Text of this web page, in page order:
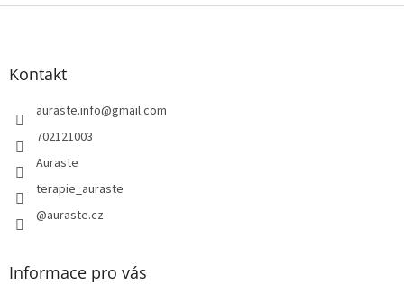
Z
Kontakt
auraste.info@gmail.com
702121003
Auraste
terapie_auraste
@auraste.cz
Informace pro vás